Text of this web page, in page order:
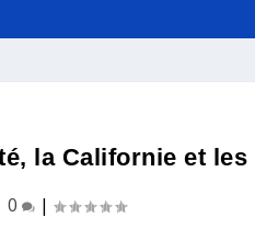
la Californie et les
0 |